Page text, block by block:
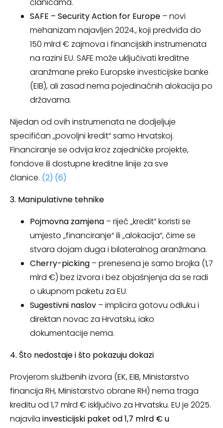
SAFE – Security Action for Europe – novi
mehanizam najavljen 2024., koji predviđa do
150 mlrd € zajmova i financijskih instrumenata
na razini EU. SAFE može uključivati kreditne
aranžmane preko Europske investicijske banke
(EIB), ali zasad nema pojedinačnih alokacija po
državama.
Nijedan od ovih instrumenata ne dodjeljuje
specifičan „povoljni kredit“ samo Hrvatskoj.
Financiranje se odvija kroz zajedničke projekte,
fondove ili dostupne kreditne linije za sve
članice. (2) (6)
3. Manipulativne tehnike
Pojmovna zamjena – riječ „kredit“ koristi se
umjesto „financiranje“ ili „alokacija“, čime se
stvara dojam duga i bilateralnog aranžmana.
Cherry-picking – prenesena je samo brojka (1,7
mlrd €) bez izvora i bez objašnjenja da se radi
o ukupnom paketu za EU.
Sugestivni naslov – implicira gotovu odluku i
direktan novac za Hrvatsku, iako
dokumentacije nema.
4. Što nedostaje i što pokazuju dokazi
Provjerom službenih izvora (EK, EIB, Ministarstvo
financija RH, Ministarstvo obrane RH) nema traga
kreditu od 1,7 mlrd € isključivo za Hrvatsku. EU je 2025.
najavila investicijski paket od 1,7 mlrd € u